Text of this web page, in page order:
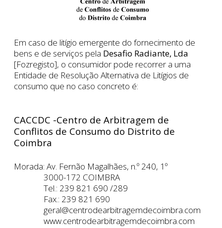
Em caso de litígio emergente do fornecimento de
bens e de serviços pela Desafio Radiante, Lda
[Fozregisto], o consumidor pode recorrer a uma
Entidade de Resolução Alternativa de Litígios de
consumo que no caso concreto é:
CACCDC -Centro de Arbitragem de
Conflitos de Consumo do Distrito de
Coimbra
Morada: Av. Fernão Magalhães, n.º 240, 1º
3000-172 COIMBRA
Tel.: 239 821 690 /289
Fax.: 239 821 690
geral@centrodearbitragemdecoimbra.com
www.centrodearbitragemdecoimbra.com